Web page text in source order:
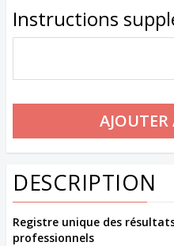
Instructions
DESCRIPTION
Registre unique des
professionnels